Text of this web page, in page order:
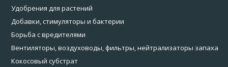
Удобрения для растений
Добавки, стимуляторы и бактерии
Борьба с вредителями
Вентиляторы, воздуховоды, фильтры, нейтрализаторы запаха
Кокосовый субстрат